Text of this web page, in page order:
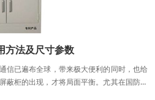
屏蔽柜的购买方法后，对于手机屏蔽
蔽柜都有两套钥匙一个主用，一个备用。
钥匙妥善保管。主用要是应集中保存或分发
码的抽屉，移动电话存储在羊绒抽屉盒
90度，锁上抽屉，便可以阻挡手机信号。
也需要检测，检测的方法建议您电话咨
在我们的网站上也是有的，您可以查看一
在网站留言，我们会及时的回复并为您解
方法及尺寸参数
已遍布全球，带来极大便利的同时，也给
蔽柜的出现，才将局面平衡。尤其在国防科
战任务时是不能携带手机等公网设备的，特